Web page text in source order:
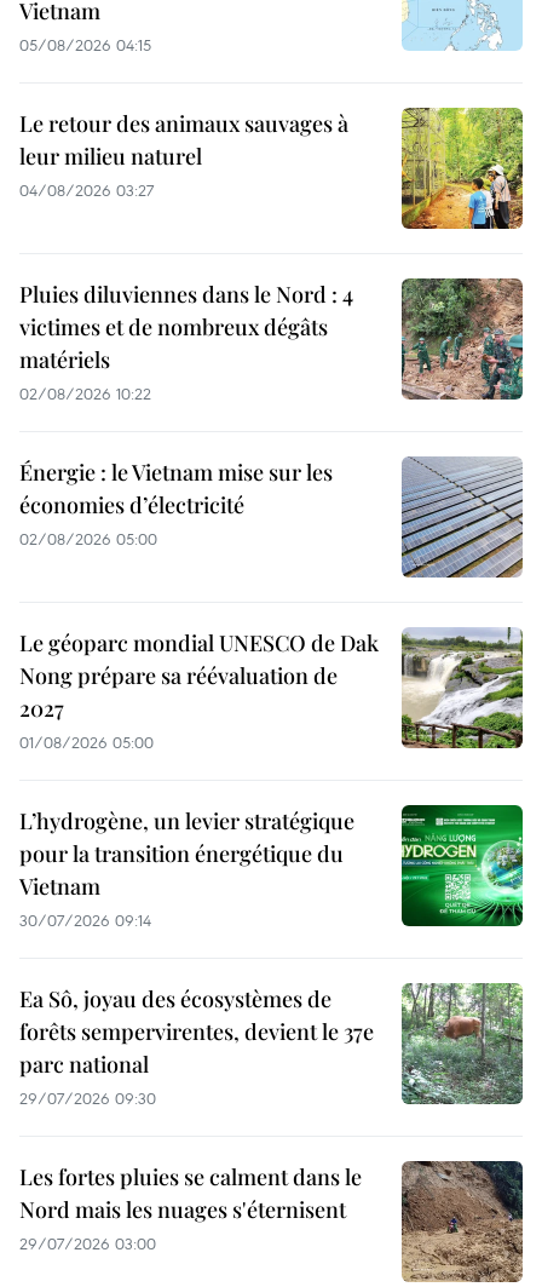
Vietnam
05/08/2026 04:15
Le retour des animaux sauvages à
leur milieu naturel
04/08/2026 03:27
Pluies diluviennes dans le Nord : 4
victimes et de nombreux dégâts
matériels
02/08/2026 10:22
Énergie : le Vietnam mise sur les
économies d’électricité
02/08/2026 05:00
Le géoparc mondial UNESCO de Dak
Nong prépare sa réévaluation de
2027
01/08/2026 05:00
L’hydrogène, un levier stratégique
pour la transition énergétique du
Vietnam
30/07/2026 09:14
Ea Sô, joyau des écosystèmes de
forêts sempervirentes, devient le 37e
parc national
29/07/2026 09:30
Les fortes pluies se calment dans le
Nord mais les nuages s'éternisent
29/07/2026 03:00